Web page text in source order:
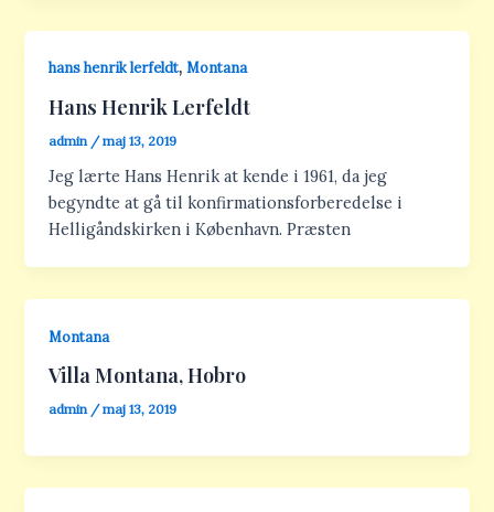
hans henrik lerfeldt,Montana
Hans Henrik Lerfeldt
admin /maj 13, 2019
Jeg lærte Hans Henrik at kende i 1961, da jeg
begyndte at gå til konfirmationsforberedelse i
Helligåndskirken i København. Præsten
Montana
Villa Montana, Hobro
admin /maj 13, 2019